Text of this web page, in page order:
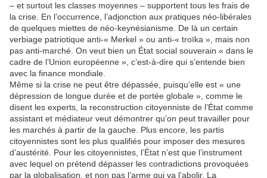
– et surtout les classes moyennes – supportent tous les frais de
la crise. En l’occurrence, l’adjonction aux pratiques néo-libérales
de quelques miettes de néo-keynésianisme. De là un certain
verbiage patriotique anti-« Merkel » ou anti-« troïka », mais non
pas anti-marché. On veut bien un État social souverain « dans le
cadre de l’Union européenne », c’est-à-dire qui s’entende bien
avec la finance mondiale.
Même si la crise ne peut être dépassée, puisqu’elle est « une
dépression de longue durée et de portée globale », comme le
disent les experts, la reconstruction citoyenniste de l’État comme
assistant et médiateur veut démontrer qu’on peut travailler pour
les marchés à partir de la gauche. Plus encore, les partis
citoyennistes sont les plus qualifiés pour imposer des mesures
d’austérité. Pour les citoyennistes, l’État n’est que l’instrument
avec lequel on prétend dépasser les contradictions provoquées
par la globalisation, et non pas l’arme qui va l’abolir. La